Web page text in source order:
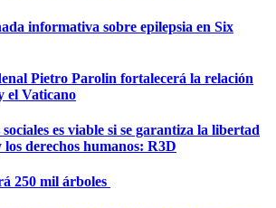
informativa sobre epilepsia en Six
Pietro Parolin fortalecerá la relación
el Vaticano
es viable si se garantiza la libertad
los derechos humanos: R3D
250 mil árboles